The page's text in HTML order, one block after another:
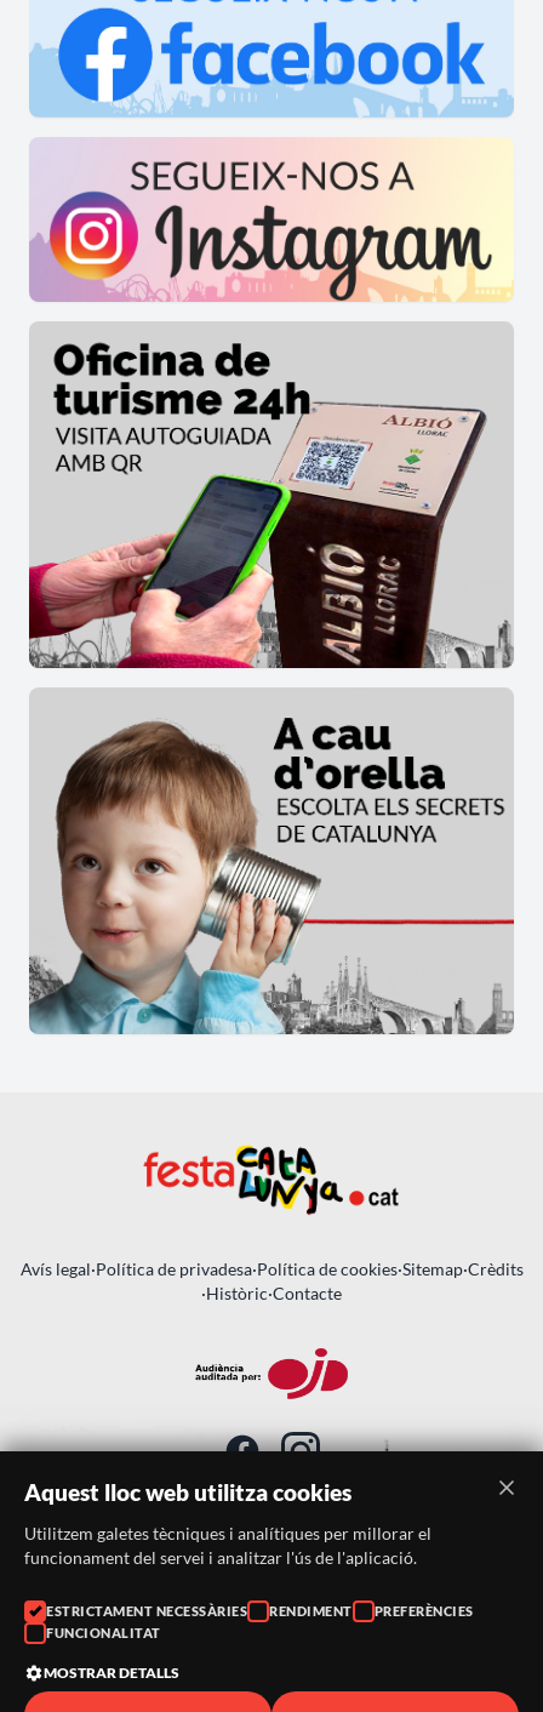
Avís legal·Política de privadesa·Política de cookies·Sitemap·Crèdits
·Històric·Contacte
SUBSCRIU-TE AL BUTLLETÍ
Telèfon:
938046359
Correu:
Aquest lloc web utilitza cookies
Utilitzem galetes tècniques i analítiques per millorar el
funcionament del servei i analitzar l'ús de l'aplicació.
ESTRICTAMENT NECESSÀRIES RENDIMENT
PREFERÈNCIES
FUNCIONALITAT
MOSTRAR DETALLS